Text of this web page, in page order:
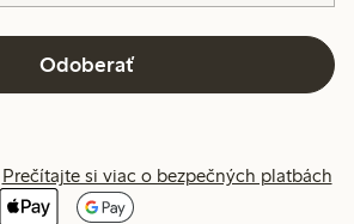
Odoberať
Prečítajte si viac o bezpečných platbách